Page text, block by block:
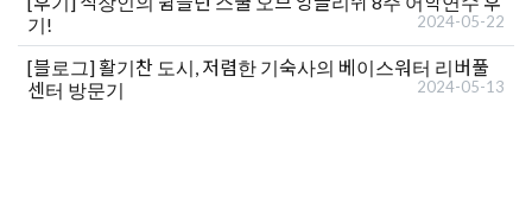
기!
2024-05-22
[블로그] 활기찬 도시, 저렴한 기숙사의 베이스워터 리버풀
센터 방문기
2024-05-13